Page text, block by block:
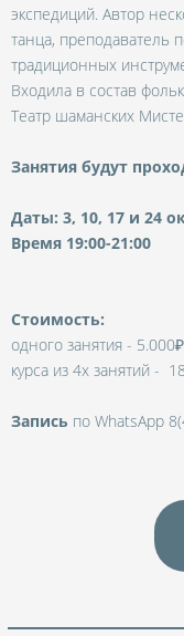
экспедиций. Автор
танца, преподаватель
традиционных
Входила в состав
Театр шаманских
Занятия будут
Даты: 3, 10, 17 и 24
Время 19:00-21:00
Стоимость:
одного занятия - 5.000₽
курса из 4х занятий -
Запись по WhatsApp